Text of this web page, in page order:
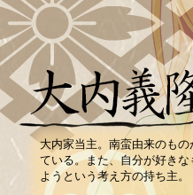
大内家当主。南蛮由来のも
ている。また、自分が好き
ようという考え方の持ち主。